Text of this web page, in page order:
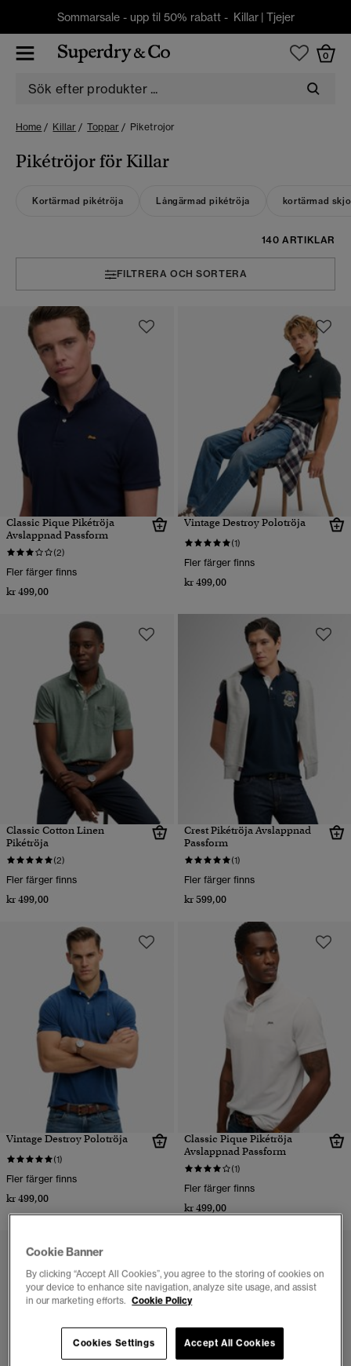
Sommarsale - upp til 50% rabatt - Killar| Tjejer
0
Home Killar Toppar Piketrojor
Pikétröjor för Killar
Kortärmad pikétröja Långärmad pikétröja kortärmad
140 ARTIKLAR
FILTRERA OCH SORTERA
Classic Pique Pikétröja
Avslappnad Passform
(2)
Fler färger finns
kr 499,00
Vintage Destroy Polotröja
(1)
Fler färger finns
kr 499,00
Classic Cotton Linen
Pikétröja
(2)
Fler färger finns
kr 499,00
Crest Pikétröja Avslappnad
Passform
(1)
Fler färger finns
kr 599,00
Vintage Destroy Polotröja
(1)
Fler färger finns
kr 499,00
Classic Pique Pikétröja
Avslappnad Passform
(1)
Fler färger finns
kr 499,00
Cookie Banner
By clicking “Accept All Cookies”, you agree to the storing of cookies on
your device to enhance site navigation, analyze site usage, and assist
in our marketing efforts. Cookie Policy
Accept All Cookies
Cookies Settings